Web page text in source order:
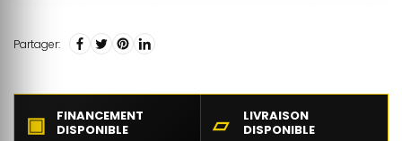
Partager:
▣
FINANCEMENT
DISPONIBLE
▱
LIVRAISON
DISPONIBLE